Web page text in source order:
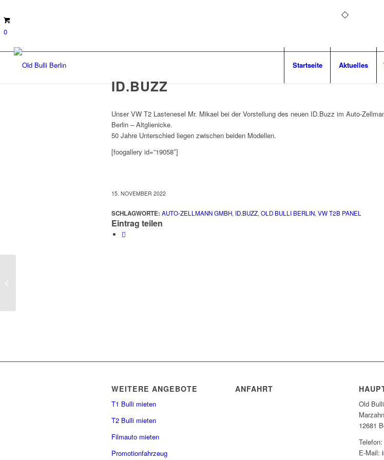
0
Startseite Aktuelles
ID.BUZZ
Unser VW T2 Lastenesel Mr. Mikael bei der Vorstellung des neuen ID.Buzz im Auto-
Berlin – Altglienicke.
50 Jahre Unterschied liegen zwischen beiden Modellen.
[foogallery id=”19058″]
15. NOVEMBER 2022
SCHLAGWORTE: AUTO-ZELLMANN GMBH, ID.BUZZ, OLD BULLI BERLIN, VW T2B PANEL
Eintrag teilen
WEITERE ANGEBOTE
T1 Bulli mieten
T2 Bulli mieten
Filmauto mieten
Promotionfahrzeug
ANFAHRT
Old
12681
E-Mail: